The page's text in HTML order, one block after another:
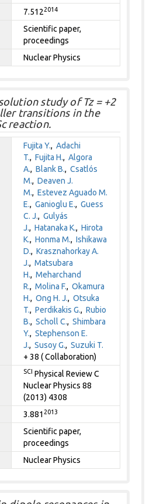
7.5122014
Scientific paper,
proceedings
Nuclear Physics
study of Tz = +2
transitions in the
reaction.
Fujita Y.,Adachi
T.,Fujita H.,Algora
A.,Blank B.,Csatlós
M.,Deaven J.
M.,Estevez Aguado M.
E.,Ganioglu E.,Guess
C. J.,Gulyás
J.,Hatanaka K.,Hirota
K.,Honma M.,Ishikawa
D.,Krasznahorkay A.
J.,Matsubara
H.,Meharchand
R.,Molina F.,Okamura
H.,Ong H. J.,Otsuka
T.,Perdikakis G.,Rubio
B.,Scholl C.,Shimbara
Y.,Stephenson E.
J.,Susoy G.,Suzuki T.
+ 38 ( Collaboration)
SCI Physical Review C
Nuclear Physics 88
(2013) 4308
3.881 2013
Scientific paper,
proceedings
Nuclear Physics